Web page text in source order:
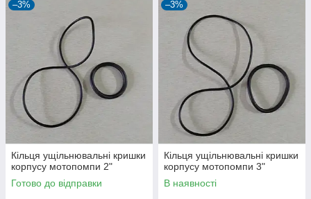
–3%
Кільця ущільнювальні кришки
корпусу мотопомпи 2"
Готово до відправки
–3%
Кільця ущільнювальні кришки
корпусу мотопомпи 3"
В наявності